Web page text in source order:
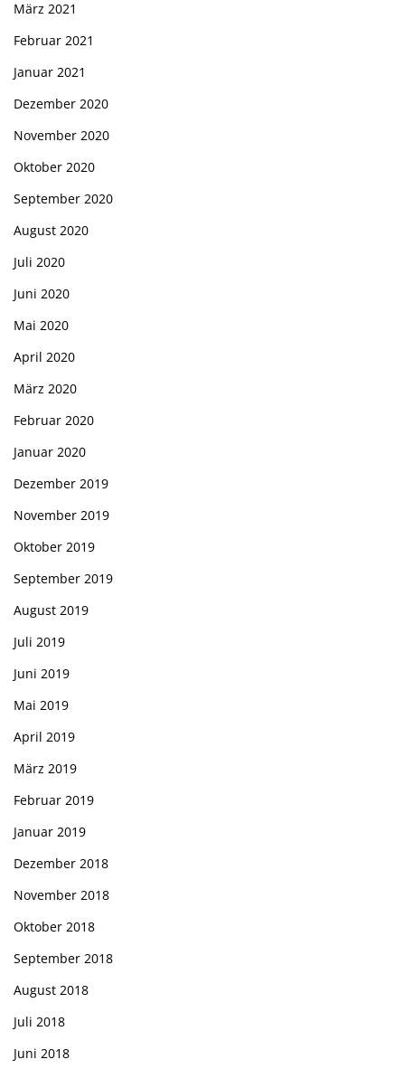
März 2021
Februar 2021
Januar 2021
Dezember 2020
November 2020
Oktober 2020
September 2020
August 2020
Juli 2020
Juni 2020
Mai 2020
April 2020
März 2020
Februar 2020
Januar 2020
Dezember 2019
November 2019
Oktober 2019
September 2019
August 2019
Juli 2019
Juni 2019
Mai 2019
April 2019
März 2019
Februar 2019
Januar 2019
Dezember 2018
November 2018
Oktober 2018
September 2018
August 2018
Juli 2018
Juni 2018